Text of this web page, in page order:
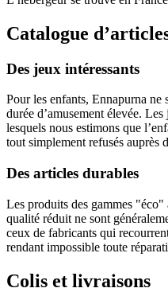
Catalogue
Des jeux intéressants
Pour les enfants, Ennapurna ne
durée d’amusement élevée.
lesquels nous estimons que
tout simplement refusés auprès
Des articles durables
Les produits des gammes
qualité réduit ne sont
ceux de fabricants qui
rendant impossible toute
Colis et livraisons